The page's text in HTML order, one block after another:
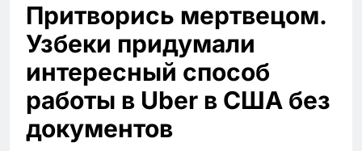
Притворись мертвецом.
Узбеки придумали
интересный способ
работы в Uber в США без
документов